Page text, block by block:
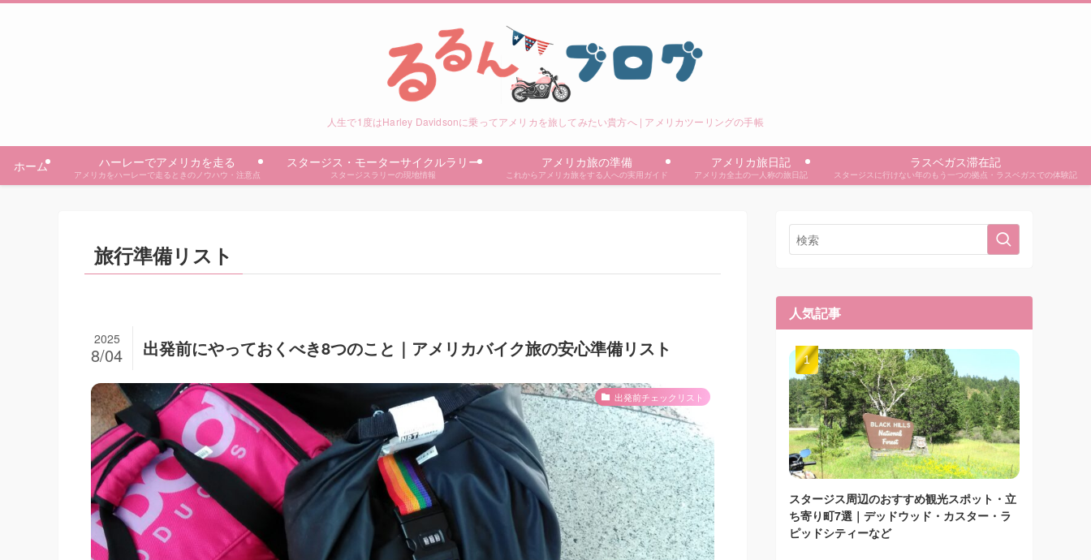
人生で1度はHarley Davidsonに乗ってアメリカを旅してみたい貴方へ | アメリカツーリングの手帳
ホーム ハーレーでアメリカを走る
アメリカをハーレーで走るときのノウハウ・注意点
スタージス・モーターサイクルラリー
スタージスラリーの現地情報
アメリカ旅の準備
これからアメリカ旅をする人への実用ガイド
アメリカ旅日記
アメリカ全土の一人称の旅日記
ラスベガス滞在記
スタージスに行けない年のもう一つの拠点・ラスベガスでの体験記
旅行準備リスト
出発前にやっておくべき8つのこと｜アメリカバイク旅の安心準備リスト
2025
8/04
出発前チェックリスト
人気記事
スタージス周辺のおすすめ観光スポット・立
ち寄り町7選｜デッドウッド・カスター・ラ
ピッドシティーなど